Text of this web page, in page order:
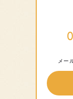
メー